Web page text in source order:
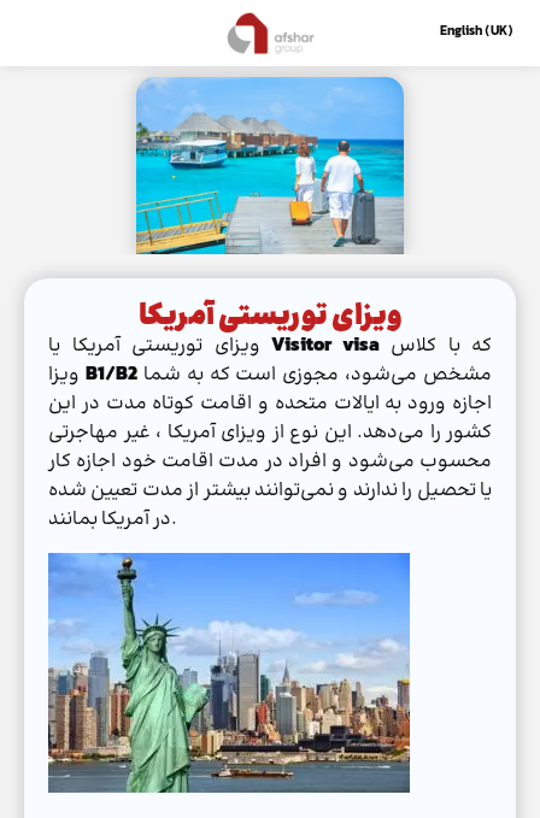
English (UK)
ویزای توریستی آمریکا
Visitor visaکه با کلاس
B1/B2مشخص می‌شود، مجوزی است که به شما
اجازه ورود به ایالات متحده و اقامت کوتاه مدت در این
کشور را می‌دهد. این نوع از ویزای آمریکا ، غیر مهاجرتی
محسوب می‌شود و افراد در مدت اقامت خود اجازه کار
یا تحصیل را ندارند و نمی‌توانند بیشتر از مدت تعیین شده
در آمریکا بمانند.